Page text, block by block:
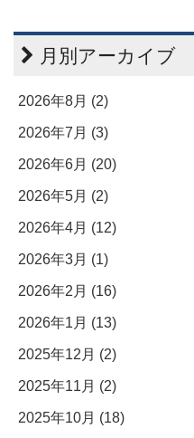
月別アーカイブ
2026年8月 (2)
2026年7月 (3)
2026年6月 (20)
2026年5月 (2)
2026年4月 (12)
2026年3月 (1)
2026年2月 (16)
2026年1月 (13)
2025年12月 (2)
2025年11月 (2)
2025年10月 (18)